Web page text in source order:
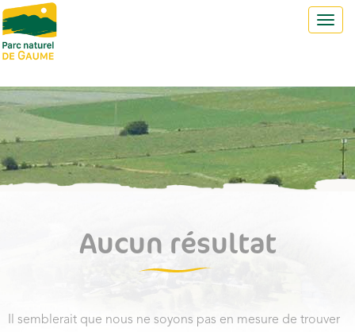
Aucun résultat
Il semblerait que nous ne soyons pas en mesure de trouver